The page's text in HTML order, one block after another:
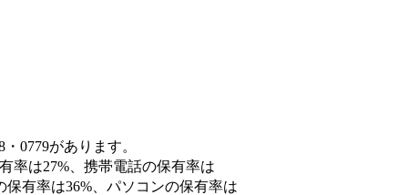
0779があります。
率は27%、携帯電話の保有率は
有率は36%、パソコンの保有率は